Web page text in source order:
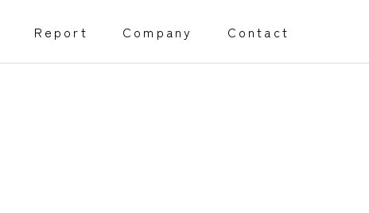
Report Company Contact